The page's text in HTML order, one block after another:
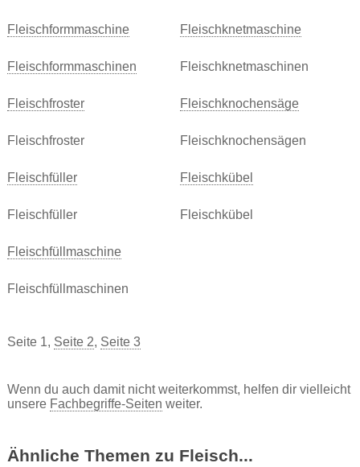
Fleischformmaschine
Fleischformmaschinen
Fleischfroster
Fleischfroster
Fleischfüller
Fleischfüller
Fleischfüllmaschine
Fleischfüllmaschinen
Fleischknetmaschine
Fleischknetmaschinen
Fleischknochensäge
Fleischknochensägen
Fleischkübel
Fleischkübel
Seite 1, Seite 2, Seite 3
Wenn du auch damit nicht weiterkommst, helfen dir vielleicht
unsere Fachbegriffe-Seiten weiter.
Ähnliche Themen zu Fleisch...